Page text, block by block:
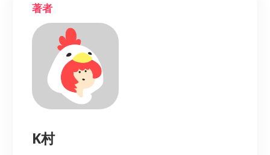
著者
K村